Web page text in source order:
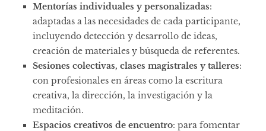
Mentorías individuales y personalizadas:
adaptadas a las necesidades de cada participante,
incluyendo detección y desarrollo de ideas,
creación de materiales y búsqueda de referentes.
Sesiones colectivas, clases magistrales y talleres:
con profesionales en áreas como la escritura
creativa, la dirección, la investigación y la
meditación.
Espacios creativos de encuentro: para fomentar